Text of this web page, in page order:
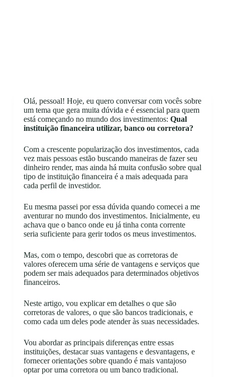
Olá, pessoal! Hoje, eu quero conversar com vocês sobre
um tema que gera muita dúvida e é essencial para quem
está começando no mundo dos investimentos: Qual
instituição financeira utilizar, banco ou corretora?
Com a crescente popularização dos investimentos, cada
vez mais pessoas estão buscando maneiras de fazer seu
dinheiro render, mas ainda há muita confusão sobre qual
tipo de instituição financeira é a mais adequada para
cada perfil de investidor.
Eu mesma passei por essa dúvida quando comecei a me
aventurar no mundo dos investimentos. Inicialmente, eu
achava que o banco onde eu já tinha conta corrente
seria suficiente para gerir todos os meus investimentos.
Mas, com o tempo, descobri que as corretoras de
valores oferecem uma série de vantagens e serviços que
podem ser mais adequados para determinados objetivos
financeiros.
Neste artigo, vou explicar em detalhes o que são
corretoras de valores, o que são bancos tradicionais, e
como cada um deles pode atender às suas necessidades.
Vou abordar as principais diferenças entre essas
instituições, destacar suas vantagens e desvantagens, e
fornecer orientações sobre quando é mais vantajoso
optar por uma corretora ou um banco tradicional.